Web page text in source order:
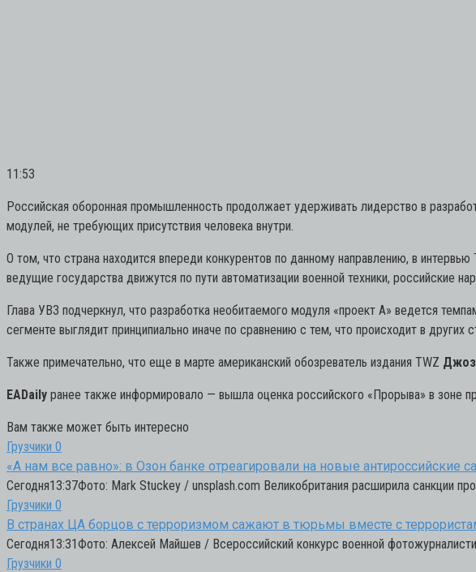
11:53
Российская оборонная промышленность продолжает удерживать лидерство в
модулей, не требующих присутствия человека внутри.
О том, что страна находится впереди конкурентов по данному направлению, в
ведущие государства движутся по пути автоматизации военной техники, российские
Глава УВЗ подчеркнул, что разработка необитаемого модуля «проект А» ведется
сегменте выглядит принципиально иначе по сравнению с тем, что происходит в других
Также примечательно, что еще в марте американский обозреватель издания TWZ
EADaily ранее также информировало — вышла оценка российского «Прорыва» в зоне
Вам также может быть интересно
Грузчики 0
«А нам все равно»: в Озон банке отреагировали на новые антироссийские
Сегодня13:37Фото: Mark Stuckey / unsplash.com Великобритания расширила санкции
Грузчики 0
В странах ЦА борцов с терроризмом сажают в тюрьмы вместе с
Сегодня13:31Фото: Алексей Майшев / Всероссийский конкурс военной
Грузчики 0